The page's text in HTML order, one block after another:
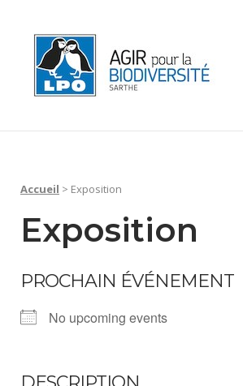
content
Accueil > Exposition
Exposition
PROCHAIN ÉVÉNEMENT
No upcoming events